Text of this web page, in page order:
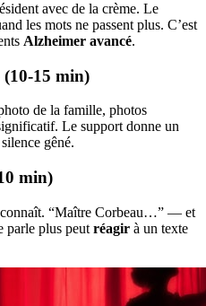
avec de la crème. Le
les mots ne passent plus. C’est
Alzheimer avancé.
(10-15 min)
de la famille, photos
Le support donne un
gêné.
min)
connaît. “Maître Corbeau…” — et
parle plus peut réagir à un texte